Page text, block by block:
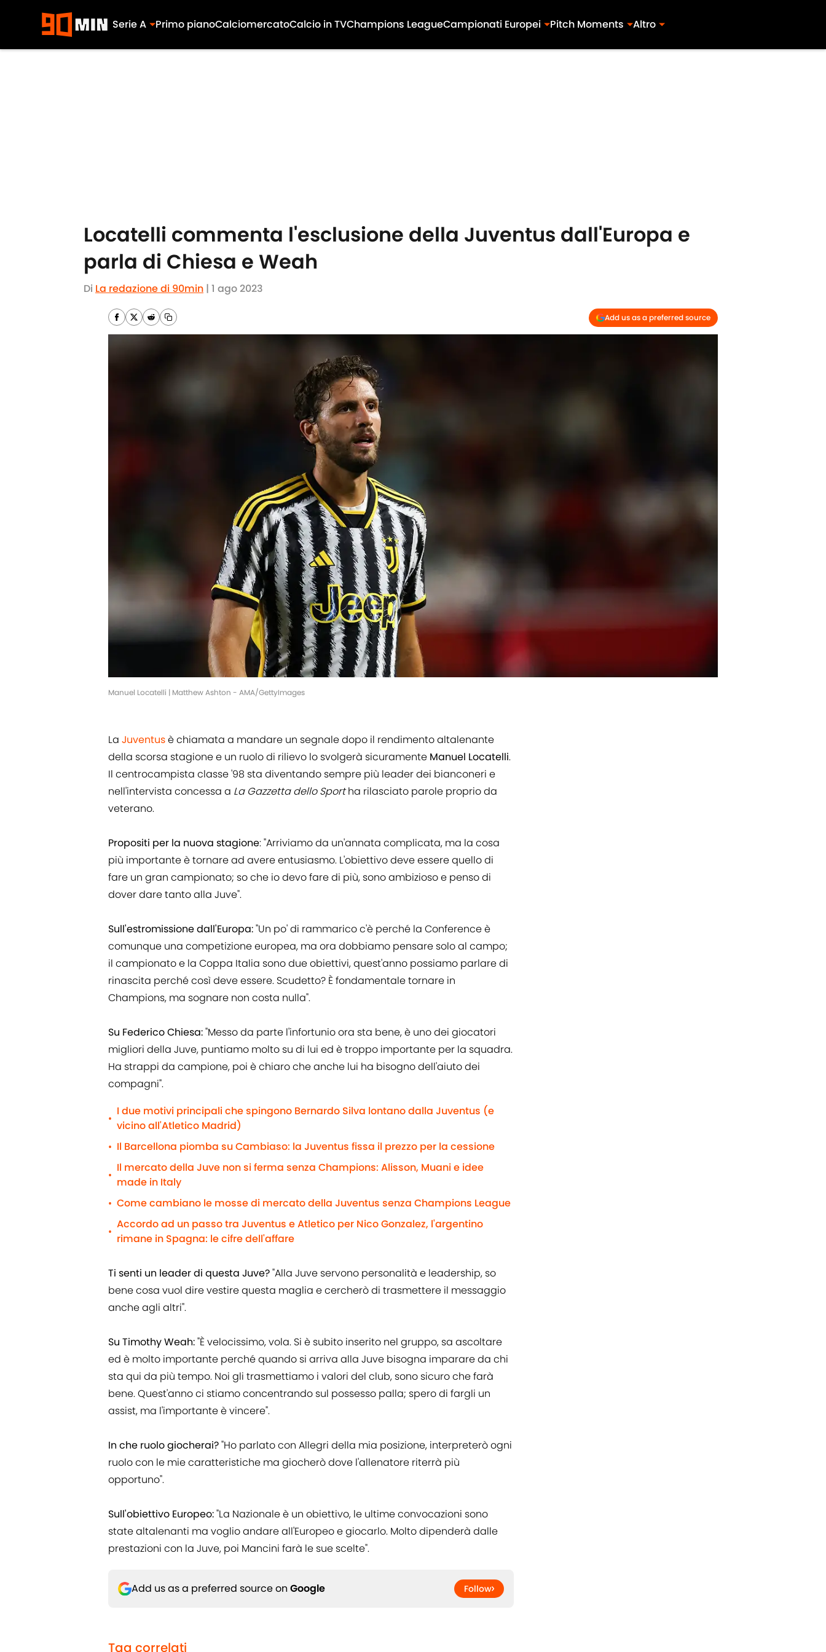
Serie A Primo pianoCalciomercatoCalcio in TVChampions LeagueCampionati Europei Pitch Moments Altro
Locatelli commenta l'esclusione della Juventus dall'Europa e
parla di Chiesa e Weah
Di La redazione di 90min | 1 ago 2023
Add us as a preferred source
Manuel Locatelli | Matthew Ashton - AMA/GettyImages
La Juventusè chiamata a mandare un segnale dopo il rendimento altalenante
della scorsa stagione e un ruolo di rilievo lo svolgerà sicuramente Manuel Locatelli.
Il centrocampista classe '98 sta diventando sempre più leader dei bianconeri e
nell'intervista concessa a La Gazzetta dello Sportha rilasciato parole proprio da
veterano.
Propositi per la nuova stagione: "Arriviamo da un'annata complicata, ma la cosa
più importante è tornare ad avere entusiasmo. L'obiettivo deve essere quello di
fare un gran campionato; so che io devo fare di più, sono ambizioso e penso di
dover dare tanto alla Juve".
Sull'estromissione dall'Europa:"Un po' di rammarico c'è perché la Conference è
comunque una competizione europea, ma ora dobbiamo pensare solo al campo;
il campionato e la Coppa Italia sono due obiettivi, quest'anno possiamo parlare di
rinascita perché così deve essere. Scudetto? È fondamentale tornare in
Champions, ma sognare non costa nulla".
Su Federico Chiesa:"Messo da parte l'infortunio ora sta bene, è uno dei giocatori
migliori della Juve, puntiamo molto su di lui ed è troppo importante per la squadra.
Ha strappi da campione, poi è chiaro che anche lui ha bisogno dell'aiuto dei
compagni".
•
I due motivi principali che spingono Bernardo Silva lontano dalla Juventus (e
vicino all'Atletico Madrid)
• Il Barcellona piomba su Cambiaso: la Juventus fissa il prezzo per la cessione
•
Il mercato della Juve non si ferma senza Champions: Alisson, Muani e idee
made in Italy
• Come cambiano le mosse di mercato della Juventus senza Champions League
•
Accordo ad un passo tra Juventus e Atletico per Nico Gonzalez, l'argentino
rimane in Spagna: le cifre dell'affare
Ti senti un leader di questa Juve?"Alla Juve servono personalità e leadership, so
bene cosa vuol dire vestire questa maglia e cercherò di trasmettere il messaggio
anche agli altri".
Su Timothy Weah:"È velocissimo, vola. Si è subito inserito nel gruppo, sa ascoltare
ed è molto importante perché quando si arriva alla Juve bisogna imparare da chi
sta qui da più tempo. Noi gli trasmettiamo i valori del club, sono sicuro che farà
bene. Quest'anno ci stiamo concentrando sul possesso palla; spero di fargli un
assist, ma l'importante è vincere".
In che ruolo giocherai?"Ho parlato con Allegri della mia posizione, interpreterò ogni
ruolo con le mie caratteristiche ma giocherò dove l'allenatore riterrà più
opportuno".
Sull'obiettivo Europeo:"La Nazionale è un obiettivo, le ultime convocazioni sono
state altalenanti ma voglio andare all'Europeo e giocarlo. Molto dipenderà dalle
prestazioni con la Juve, poi Mancini farà le sue scelte".
Add us as a preferred source on Google Follow
Tag correlati